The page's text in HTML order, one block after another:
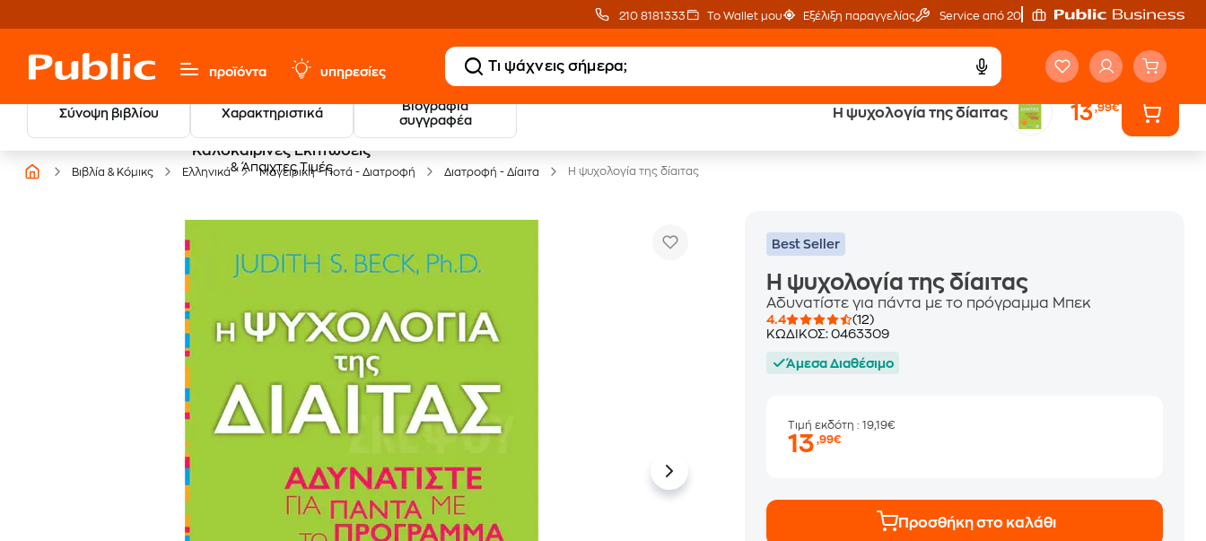
210 8181333 Το Wallet μου Εξέλιξη παραγγελίας Service από 20'
προϊόντα υπηρεσίες
Σύνοψη βιβλίου Χαρακτηριστικά
Βιογραφία
συγγραφέα
Η ψυχολογία της δίαιτας 13,99€
Καλοκαιρινές Εκπτώσεις
& Άπαιχτες Τιμές
20 € Public επιστροφή
με Snappi
Έλα στον κόσμο
Βιβλία & Κόμικς Ελληνικά Μαγειρική - Ποτά - Διατροφή Διατροφή - Δίαιτα Η ψυχολογία της δίαιτας
Best Seller
Η ψυχολογία της δίαιτας
Αδυνατίστε για πάντα με το πρόγραμμα Μπεκ
4.4
(12)
ΚΩΔΙΚΟΣ:0463309
Άμεσα Διαθέσιμο
Τιμή εκδότη: 19,19€
13,99€
Προσθήκη στο καλάθι